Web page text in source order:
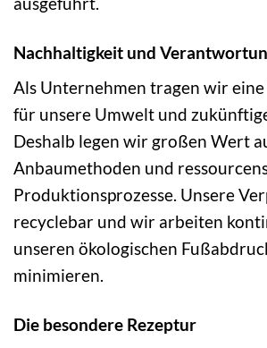
Nachhaltigkeit und
Als Unternehmen tragen wir
für unsere Umwelt und
Deshalb legen wir großen Wert
Anbaumethoden und
Produktionsprozesse. Unsere
recyclebar und wir arbeiten
unseren ökologischen
minimieren.
Die besondere Rezeptur